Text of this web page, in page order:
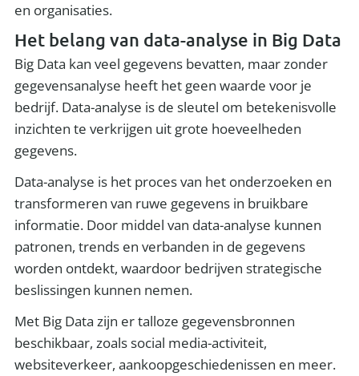
en organisaties.
Het belang van data-analyse in Big Data
Big Data kan veel gegevens bevatten, maar zonder
gegevensanalyse heeft het geen waarde voor je
bedrijf. Data-analyse is de sleutel om betekenisvolle
inzichten te verkrijgen uit grote hoeveelheden
gegevens.
Data-analyse is het proces van het onderzoeken en
transformeren van ruwe gegevens in bruikbare
informatie. Door middel van data-analyse kunnen
patronen, trends en verbanden in de gegevens
worden ontdekt, waardoor bedrijven strategische
beslissingen kunnen nemen.
Met Big Data zijn er talloze gegevensbronnen
beschikbaar, zoals social media-activiteit,
websiteverkeer, aankoopgeschiedenissen en meer.